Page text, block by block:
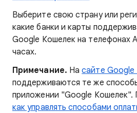
Выберите свою страну или
какие банки и карты
Google Кошелек на телефонах
часах.
Примечание. Насайте Google
поддерживаются те же
приложении "Google
как управлять способами